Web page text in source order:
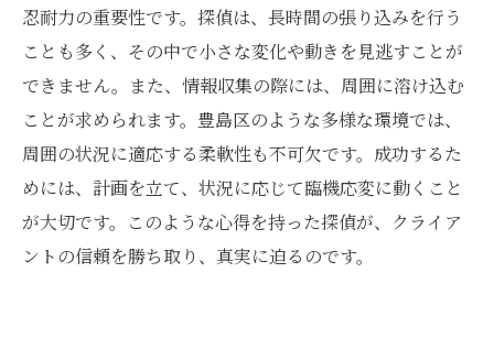
豊島区での張り込み調査における観察の重
要性
探偵が張り込みで注視する観察ポイント
鋭い観察力が探偵に新しい視点をもたらす
探偵が語る観察力の鍛え方
張り込み調査で探偵が発揮する観察力の実
例
忍耐力の重要性です。探偵は、長時間の張り込みを行う
ことも多く、その中で小さな変化や動きを見逃すことが
できません。また、情報収集の際には、周囲に溶け込む
ことが求められます。豊島区のような多様な環境では、
周囲の状況に適応する柔軟性も不可欠です。成功するた
めには、計画を立て、状況に応じて臨機応変に動くこと
が大切です。このような心得を持った探偵が、クライア
ントの信頼を勝ち取り、真実に迫るのです。